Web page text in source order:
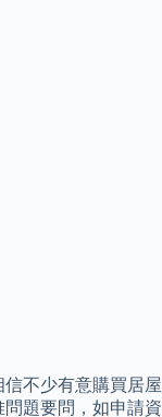
信不少有意購買居屋
題要問，如申請資